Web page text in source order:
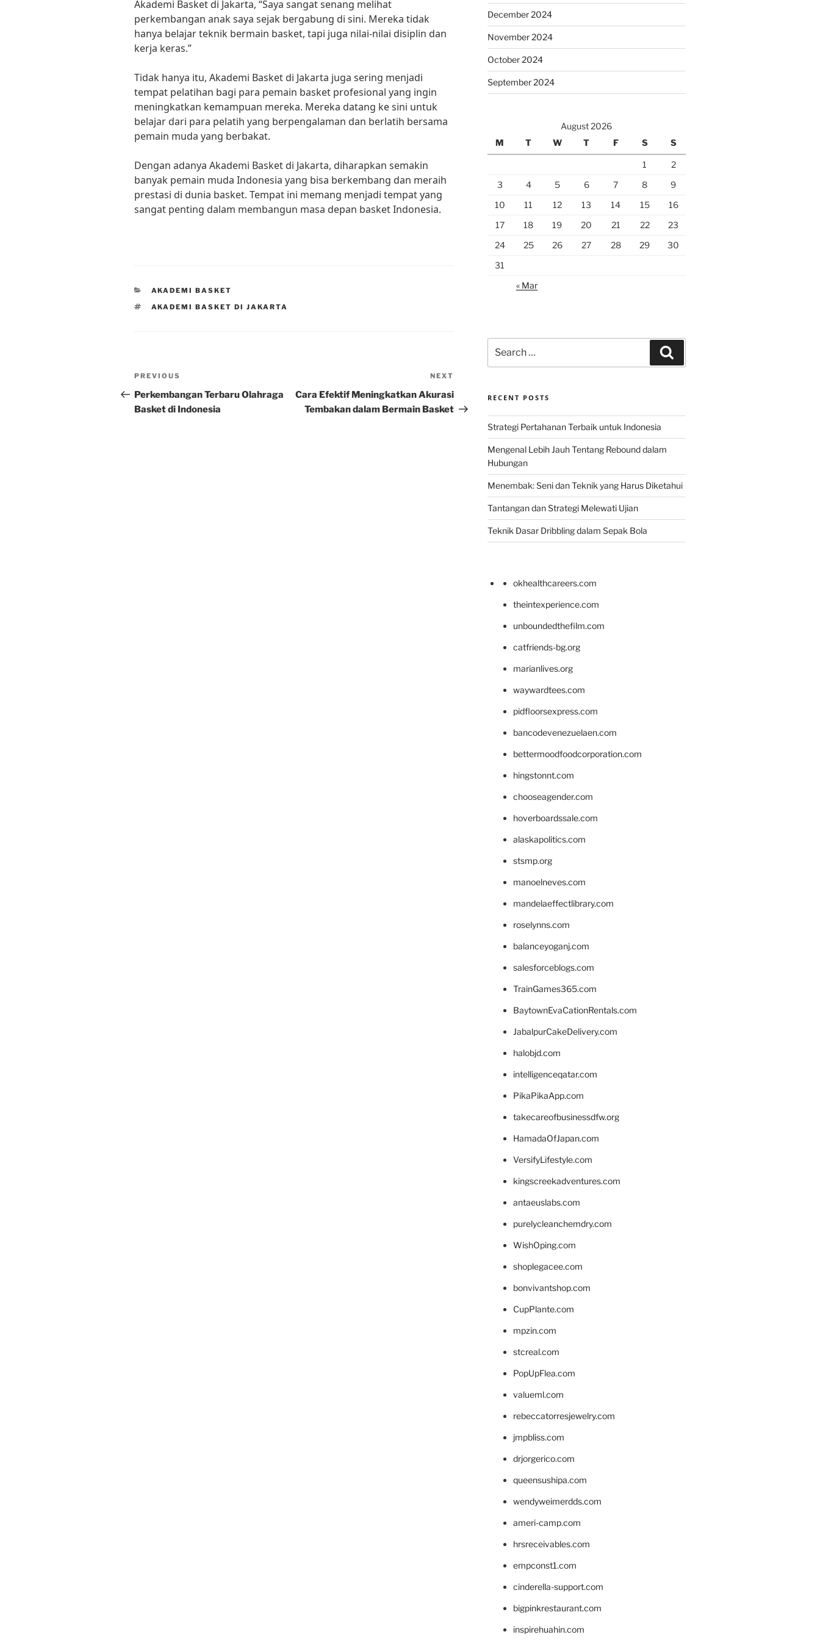
Akademi Basket di Jakarta, “Saya sangat senang melihat
perkembangan anak saya sejak bergabung di sini. Mereka tidak
hanya belajar teknik bermain basket, tapi juga nilai-nilai disiplin dan
kerja keras.”
Tidak hanya itu, Akademi Basket di Jakarta juga sering menjadi
tempat pelatihan bagi para pemain basket profesional yang ingin
meningkatkan kemampuan mereka. Mereka datang ke sini untuk
belajar dari para pelatih yang berpengalaman dan berlatih bersama
pemain muda yang berbakat.
Dengan adanya Akademi Basket di Jakarta, diharapkan semakin
banyak pemain muda Indonesia yang bisa berkembang dan meraih
prestasi di dunia basket. Tempat ini memang menjadi tempat yang
sangat penting dalam membangun masa depan basket Indonesia.
CATEGORIES
AKADEMI BASKET
TAGS
AKADEMI BASKET DI JAKARTA
Post
navigation
Previous
Post
PREVIOUS
Perkembangan Terbaru Olahraga
Basket di Indonesia
Post
NEXT
Cara Efektif Meningkatkan Akurasi
Tembakan dalam Bermain Basket
December 2024
November 2024
October 2024
September 2024
August 2026
M
T W T F S S
1
2
3
4 5 6 7 8
9
10
11 12 13 14 15
16
17
18 19 20 21 22
23
24
25 26 27 28 29
30
31
« Mar
for:
RECENT POSTS
Strategi Pertahanan Terbaik untuk Indonesia
Mengenal Lebih Jauh Tentang Rebound dalam
Hubungan
Menembak: Seni dan Teknik yang Harus Diketahui
Tantangan dan Strategi Melewati Ujian
Teknik Dasar Dribbling dalam Sepak Bola
okhealthcareers.com
theintexperience.com
unboundedthefilm.com
catfriends-bg.org
marianlives.org
waywardtees.com
pidfloorsexpress.com
bancodevenezuelaen.com
bettermoodfoodcorporation.com
hingstonnt.com
chooseagender.com
hoverboardssale.com
alaskapolitics.com
stsmp.org
manoelneves.com
mandelaeffectlibrary.com
roselynns.com
balanceyoganj.com
salesforceblogs.com
TrainGames365.com
BaytownEvaCationRentals.com
JabalpurCakeDelivery.com
halobjd.com
intelligenceqatar.com
PikaPikaApp.com
takecareofbusinessdfw.org
HamadaOfJapan.com
VersifyLifestyle.com
kingscreekadventures.com
antaeuslabs.com
purelycleanchemdry.com
WishOping.com
shoplegacee.com
bonvivantshop.com
CupPlante.com
mpzin.com
stcreal.com
PopUpFlea.com
valueml.com
rebeccatorresjewelry.com
jmpbliss.com
drjorgerico.com
queensushipa.com
wendyweimerdds.com
ameri-camp.com
hrsreceivables.com
empconst1.com
cinderella-support.com
bigpinkrestaurant.com
inspirehuahin.com